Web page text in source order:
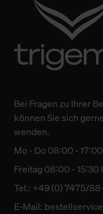
Bei Fragen zu Ihrer
können Sie sich
wenden.
Mo - Do 08:00 -
Freitag 08:00 - 15:30
Tel.: +49 (0) 7475/
E-Mail: